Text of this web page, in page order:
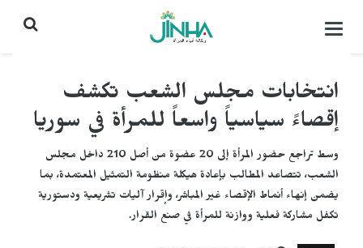
التحكم
انتخابات مجلس الشعب تكشف
إقصاءً سياسياً واسعاً للمرأة في سوريا
وسط تراجع حضور المرأة إلى 20 عضوة من أصل 210 داخل مجلس
الشعب، تتصاعد المطالب بإعادة هيكلة منظومة التمثيل المعتمدة، بما
يضمن إنهاء أنماط الإقصاء غير المباشر، وإقرار آليات تشريعية ودستورية
تكفل مشاركة فعلية ووازنة للمرأة في صنع القرار.